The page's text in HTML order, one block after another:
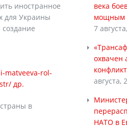
иностранное
для Украины
matveeva-rol-
др.
в
века
мощным
7
охвачен
августа,
НАТО в